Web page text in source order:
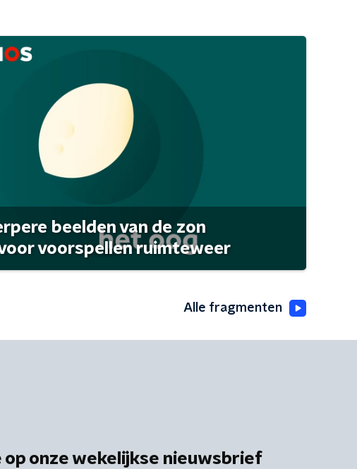
beelden van de zon
voorspellen ruimteweer
Alle fragmenten
op onze wekelijkse nieuwsbrief